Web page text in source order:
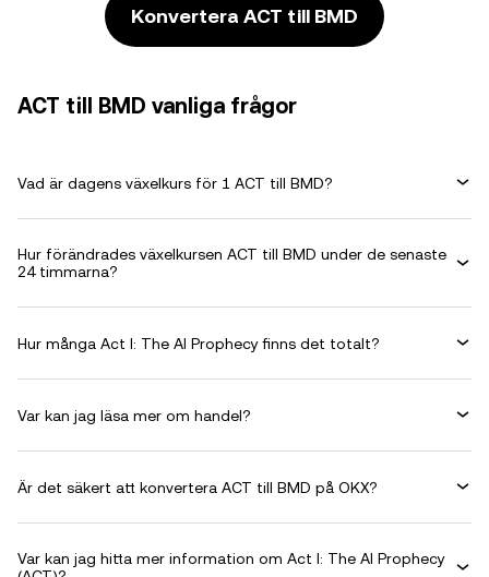
Konvertera ACT till BMD
ACT till BMD vanliga frågor
Vad är dagens växelkurs för 1 ACT till BMD?
Hur förändrades växelkursen ACT till BMD under de senaste
24 timmarna?
Hur många Act I: The AI Prophecy finns det totalt?
Var kan jag läsa mer om handel?
Är det säkert att konvertera ACT till BMD på OKX?
Var kan jag hitta mer information om Act I: The AI Prophecy